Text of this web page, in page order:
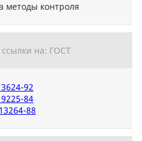
методы контроля
на: ГОСТ
92
84
88